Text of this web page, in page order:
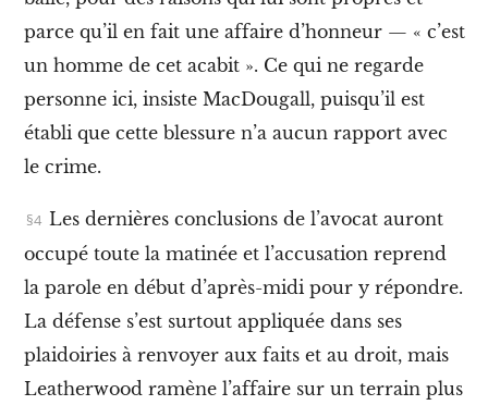
parce qu’il en fait une affaire d’honneur — « c’est
un homme de cet acabit ». Ce qui ne regarde
personne ici, insiste MacDougall, puisqu’il est
établi que cette blessure n’a aucun rapport avec
le crime.
Les dernières conclusions de l’avocat auront
occupé toute la matinée et l’accusation reprend
la parole en début d’après-midi pour y répondre.
La défense s’est surtout appliquée dans ses
plaidoiries à renvoyer aux faits et au droit, mais
Leatherwood ramène l’affaire sur un terrain plus
o
n
s
n
d
c
t
I
.
L
e
b
a
r